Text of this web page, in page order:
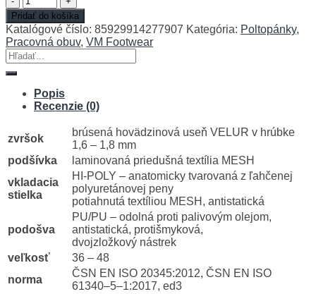
RIMINI
bezpečnostná
poltopánka
Pridať do košíka
Katalógové číslo: 85929914277907 Kategória: Poltopánky,
Pracovná obuv, VM Footwear
Hľadať:
Popis
Recenzie (0)
zvršok
brúsená hovädzinová useň VELUR v hrúbke
1,6 – 1,8 mm
podšívka
laminovaná priedušná textília MESH
vkladacia
stielka
HI-POLY – anatomicky tvarovaná z ľahčenej
polyuretánovej peny
potiahnutá textíliou MESH, antistatická
podošva
PU/PU – odolná proti palivovým olejom,
antistatická, protišmyková,
dvojzložkový nástrek
veľkosť
36 – 48
norma
ČSN EN ISO 20345:2012, ČSN EN ISO
61340–5–1:2017, ed3